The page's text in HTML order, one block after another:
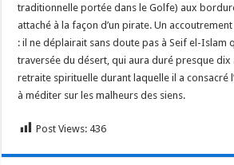
traditionnelle portée dans le Golfe) aux
attaché à la façon d’un pirate. Un
: il ne déplairait sans doute pas à Seif el-Islam
traversée du désert, qui aura duré presque dix
retraite spirituelle durant laquelle il a consacré
à méditer sur les malheurs des siens.
Post Views: 436